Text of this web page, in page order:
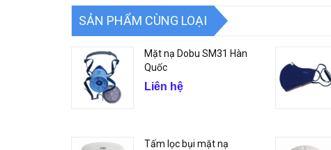
SẢN PHẨM CÙNG LOẠI
Mặt nạ Dobu SM31 Hàn
Quốc
Liên hệ
Tấm lọc bụi mặt nạ